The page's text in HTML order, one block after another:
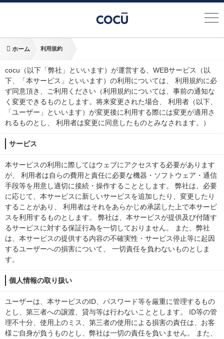
ホーム 利用規約
cocu（以下「弊社」といいます）が運営する、WEBサービス（以
下、「本サービス」といいます）の利用については、 利用規約に必
ず同意頂き、ご利用ください（利用規約については、事前の通知な
く変更できるものとします。将来変更された場合、 利用者（以下、
「ユーザー」といいます）が変更後に利用する際には変更が適用さ
れるものとし、 利用者は変更に同意したものとみなされます。）
サービス
本サービスの利用に際してはウェブにアクセスする必要があります
が、 利用者は自らの費用と責任に必要な機器・ソフトウェア・通信
手段等を用意し適切に接続・操作することとします。 弊社は、必要
に応じて、本サービスに新しいサービスを追加したり、変更したり
することがあり、 利用者はそれをあらかじめ承諾した上で本サービ
スを利用するものとします。 弊社は、本サービスが提供及び付随す
るサービスに対する保証行為を一切しておりません。 また、弊社
は、本サービスの提供する内容の不確実性・サービス停止等に起因
するユーザーへの損害について、 一切責任を負わないものとしま
す。
個人情報の取り扱い
ユーザーは、本サービスのID、パスワード等を厳重に管理するもの
とし、第三者への譲渡、貸与等は行わないこととします。 ID等の管
理不十分、使用上のミス、第三者の使用による損害の責任は、お客
様ご自身が負うものとし、弊社は一切の責任を負いません。 また、